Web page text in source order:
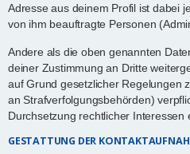
Adresse aus deinem Profil ist dabei
von ihm beauftragte Personen
Andere als die oben genannten
deiner Zustimmung an Dritte
auf Grund gesetzlicher Regelungen
an Strafverfolgungsbehörden)
Durchsetzung rechtlicher Interessen
GESTATTUNG DER